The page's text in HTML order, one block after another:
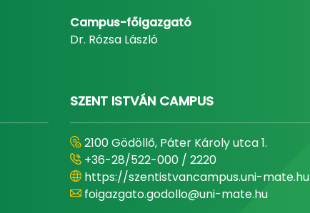
Campus-főigazgató
Dr. Rózsa László
SZENT ISTVÁN CAMPUS
2100 Gödöllő, Páter Károly utca 1.
+36-28/522-000 / 2220
https://szentistvancampus.uni-mate.hu
foigazgato.godollo@uni-mate.hu